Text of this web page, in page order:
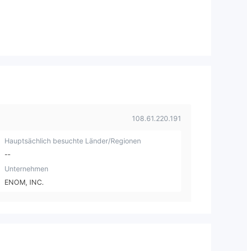
108.61.220.191
Hauptsächlich besuchte Länder/Regionen
--
Unternehmen
ENOM, INC.